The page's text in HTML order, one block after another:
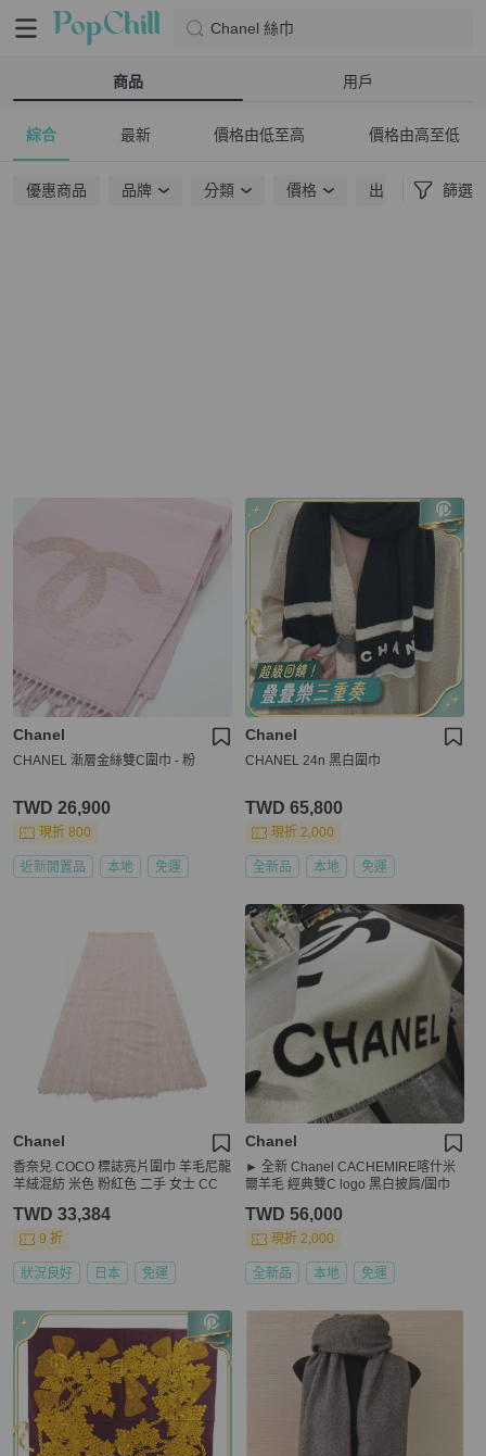
Chanel 絲巾
商品 用戶
綜合 最新 價格由低至高 價格由高至低
優惠商品 品牌 分類 價格 出貨地點 篩選
Chanel
CHANEL 漸層金絲雙C圍巾 - 粉
TWD 26,900
現折 800
近新閒置品 本地 免運
Chanel
CHANEL 24n 黑白圍巾
TWD 65,800
現折 2,000
全新品 本地 免運
Chanel
香奈兒 COCO 標誌亮片圍巾 羊毛尼龍
羊絨混紡 米色 粉紅色 二手 女士 CC
TWD 33,384
9 折
狀況良好 日本 免運
Chanel
► 全新 Chanel CACHEMIRE喀什米
爾羊毛 經典雙C logo 黑白披肩/圍巾
TWD 56,000
現折 2,000
全新品 本地 免運